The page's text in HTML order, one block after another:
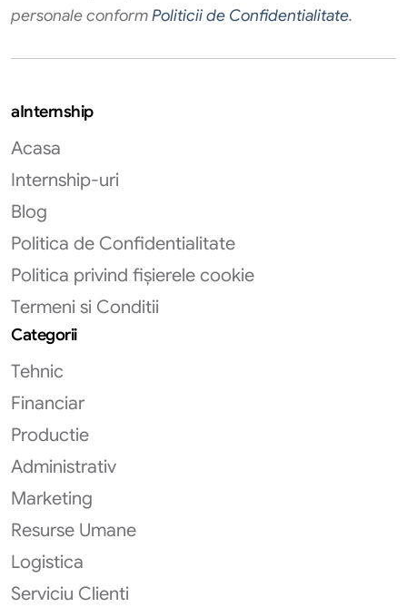
personale conformPoliticii de Confidentialitate.
aInternship
Acasa
Internship-uri
Blog
Politica de Confidentialitate
Politica privind fișierele cookie
Termeni si Conditii
Categorii
Tehnic
Financiar
Productie
Administrativ
Marketing
Resurse Umane
Logistica
Serviciu Clienti